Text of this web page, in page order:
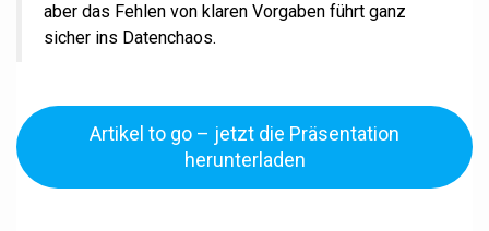
aber das Fehlen von klaren Vorgaben führt ganz
sicher ins Datenchaos.
Artikel to go – jetzt die Präsentation
herunterladen